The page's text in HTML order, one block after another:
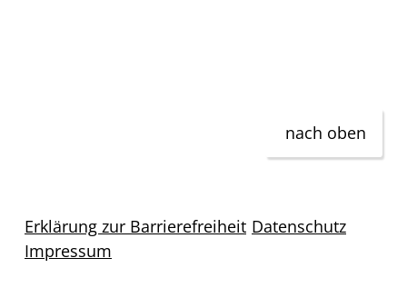
nach oben
Erklärung zur Barrierefreiheit Datenschutz
Impressum